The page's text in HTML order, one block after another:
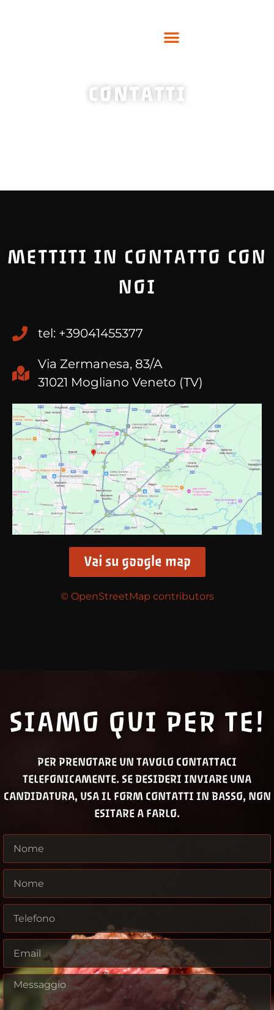
CONTATTI
METTITI IN CONTATTO CON
NOI
tel: +39041455377
Via Zermanesa, 83/A
31021 Mogliano Veneto (TV)
Vai su google map
© OpenStreetMap contributors
SIAMO QUI PER TE!
PER PRENOTARE UN TAVOLO CONTATTACI
TELEFONICAMENTE. SE DESIDERI INVIARE UNA
CANDIDATURA, USA IL FORM CONTATTI IN BASSO, NON
ESITARE A FARLO.